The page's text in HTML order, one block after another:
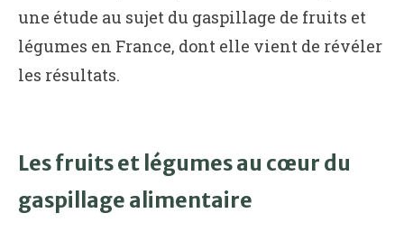
une étude au sujet du gaspillage de fruits et
légumes en France, dont elle vient de révéler
les résultats.
Les fruits et légumes au cœur du
gaspillage alimentaire